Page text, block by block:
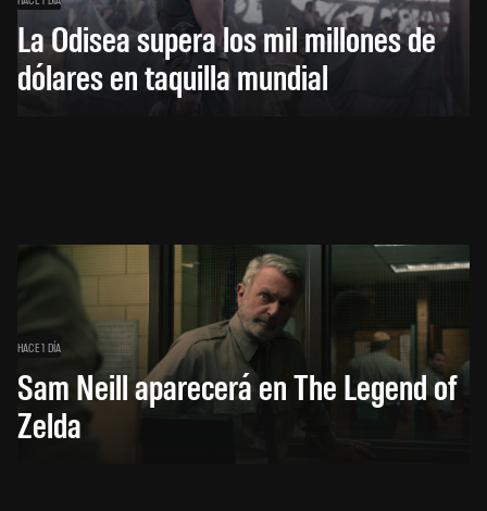
La Odisea supera los mil millones de
dólares en taquilla mundial
HACE 1 DÍA
Sam Neill aparecerá en The Legend of
Zelda